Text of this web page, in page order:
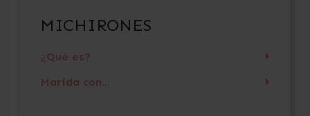
MICHIRONES
¿Qué es?
Marida con...